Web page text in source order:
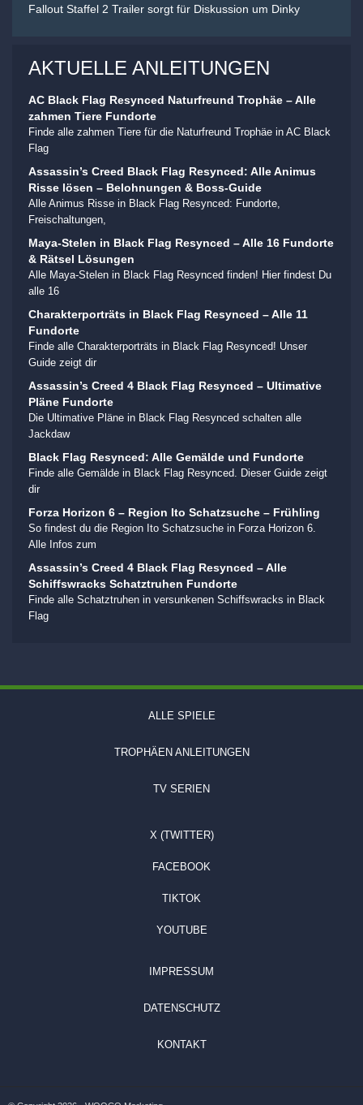
Fallout Staffel 2 Trailer sorgt für Diskussion um Dinky
AKTUELLE ANLEITUNGEN
AC Black Flag Resynced Naturfreund Trophäe – Alle
zahmen Tiere Fundorte
Finde alle zahmen Tiere für die Naturfreund Trophäe in AC Black
Flag
Assassin’s Creed Black Flag Resynced: Alle Animus
Risse lösen – Belohnungen & Boss-Guide
Alle Animus Risse in Black Flag Resynced: Fundorte,
Freischaltungen,
Maya-Stelen in Black Flag Resynced – Alle 16 Fundorte
& Rätsel Lösungen
Alle Maya-Stelen in Black Flag Resynced finden! Hier findest Du
alle 16
Charakterporträts in Black Flag Resynced – Alle 11
Fundorte
Finde alle Charakterporträts in Black Flag Resynced! Unser
Guide zeigt dir
Assassin’s Creed 4 Black Flag Resynced – Ultimative
Pläne Fundorte
Die Ultimative Pläne in Black Flag Resynced schalten alle
Jackdaw
Black Flag Resynced: Alle Gemälde und Fundorte
Finde alle Gemälde in Black Flag Resynced. Dieser Guide zeigt
dir
Forza Horizon 6 – Region Ito Schatzsuche – Frühling
So findest du die Region Ito Schatzsuche in Forza Horizon 6.
Alle Infos zum
Assassin’s Creed 4 Black Flag Resynced – Alle
Schiffswracks Schatztruhen Fundorte
Finde alle Schatztruhen in versunkenen Schiffswracks in Black
Flag
ALLE SPIELE
TROPHÄEN ANLEITUNGEN
TV SERIEN
X (TWITTER)
FACEBOOK
TIKTOK
YOUTUBE
IMPRESSUM
DATENSCHUTZ
KONTAKT